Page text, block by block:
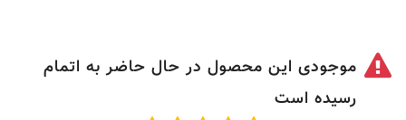
موجودی این محصول در حال حاضر به اتمام
رسیده است